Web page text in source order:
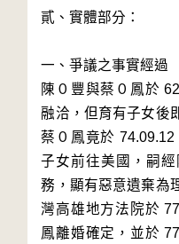
貳、實體部分：
一、爭議之事實經過
陳０豐與蔡０鳳於
融洽，但育有子女後
蔡０鳳竟於
子女前往美國，嗣
務，顯有惡意遺棄為
灣高雄地方法院於
鳳離婚確定，並於